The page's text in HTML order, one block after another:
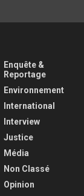
Enquête &
Reportage
Environnement
International
Interview
Justice
Média
Non Classé
Opinion